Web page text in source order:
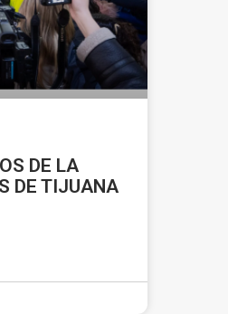
DE LA
DE TIJUANA